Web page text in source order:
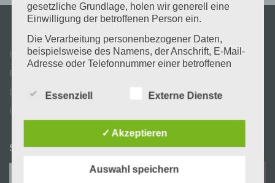
Kontakt
Partner & Links
Datenschutz
Impressum
SUCHE
gesetzliche Grundlage, holen wir generell eine
Einwilligung der betroffenen Person ein.
Die Verarbeitung personenbezogener Daten,
beispielsweise des Namens, der Anschrift, E-Mail-
Adresse oder Telefonnummer einer betroffenen
Übereinstimmung mit den für uns geltenden
Unternehmen die Öffentlichkeit über Art, Umfang
und Zweck der von uns erhobenen, genutzten und
informieren. Ferner werden betroffene Personen
Essenziell Externe Dienste
✓ Akzeptieren
Auswahl speichern